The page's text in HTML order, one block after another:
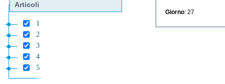
Articoli
1
2
3
4
5
Giorno : 27